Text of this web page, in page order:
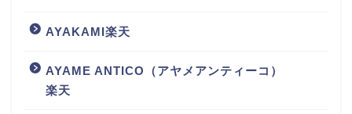
AYAKAMI楽天
AYAME ANTICO（アヤメアンティーコ）
楽天